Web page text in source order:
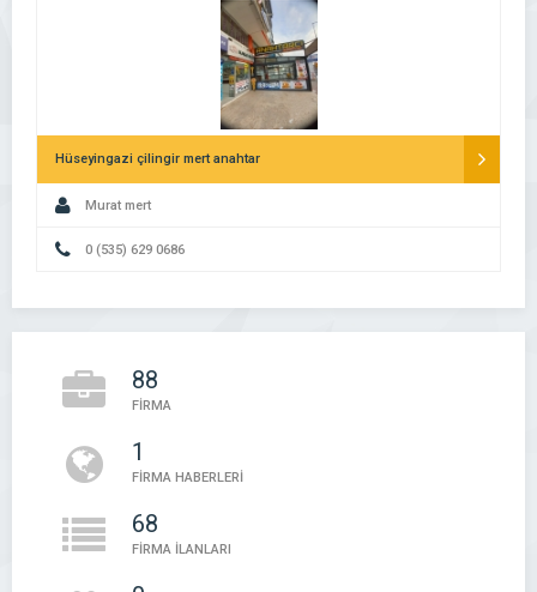
Hüseyingazi çilingir mert anahtar
Murat mert
0 (535) 629 0686
88
FİRMA
1
FİRMA HABERLERİ
68
FİRMA İLANLARI